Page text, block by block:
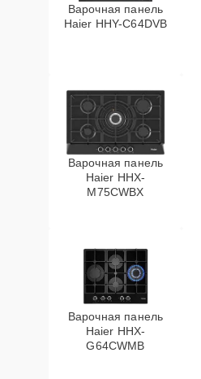
Варочная панель
Haier HHY-C64DVB
Варочная панель
Haier HHX-
M75CWBX
Варочная панель
Haier HHX-
G64CWMB